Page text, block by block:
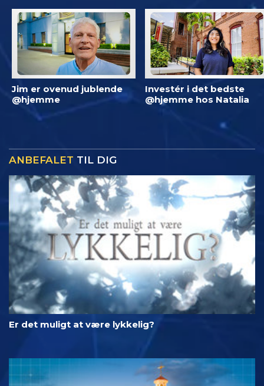
Jim er ovenud jublende
@hjemme
Investér i det bedste
@hjemme hos Natalia
ANBEFALET TIL DIG
Er det muligt at være lykkelig?